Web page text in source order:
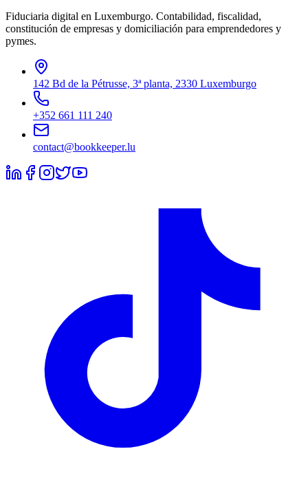
Fiduciaria digital en Luxemburgo. Contabilidad, fiscalidad,
constitución de empresas y domiciliación para emprendedores y
pymes.
142 Bd de la Pétrusse, 3ª planta, 2330 Luxemburgo
+352 661 111 240
contact@bookkeeper.lu